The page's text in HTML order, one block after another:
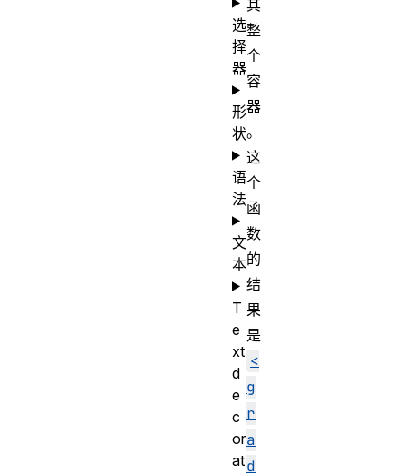
其
整
个
容
器
。
这
个
函
数
的
结
果
是
<
g
r
a
d
选
择
器
形
状
语
法
文
本
T
e
xt
d
e
c
or
at